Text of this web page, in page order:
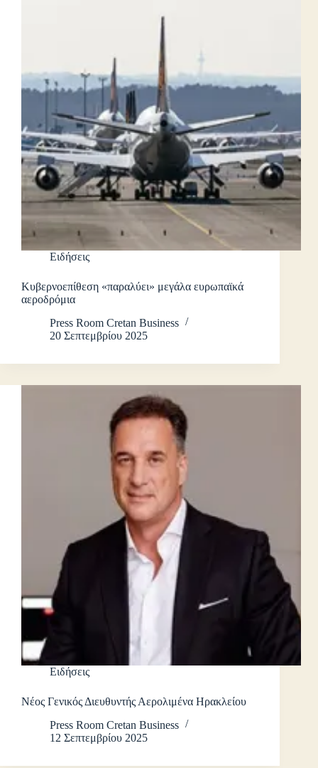
Ειδήσεις
Κυβερνοεπίθεση «παραλύει» μεγάλα ευρωπαϊκά
αεροδρόμια
Press Room Cretan Business
20 Σεπτεμβρίου 2025
Ειδήσεις
Νέος Γενικός Διευθυντής Αερολιμένα Ηρακλείου
Press Room Cretan Business
12 Σεπτεμβρίου 2025